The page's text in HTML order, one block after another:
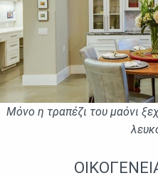
Μόνο η τραπἐζι του μαόνι